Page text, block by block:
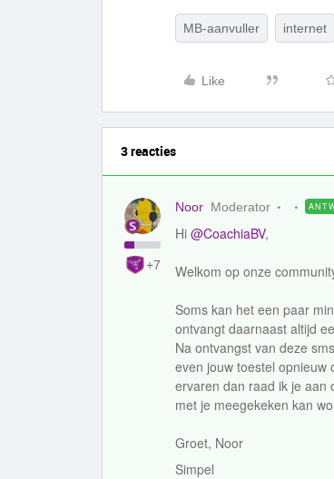
MB-aanvuller internet
Like
3 reacties
+7
Noor Moderator
Hi @CoachiaBV,
Welkom op onze
Soms kan het een paar
ontvangt daarnaast altijd
Na ontvangst van deze
even jouw toestel opnieuw
ervaren dan raad ik je aan
met je meegekeken kan
Groet, Noor
Simpel